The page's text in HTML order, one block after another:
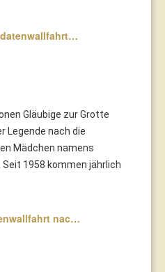
Gläubige zur Grotte
Legende nach die
Mädchen namens
1958 kommen jährlich
nac…